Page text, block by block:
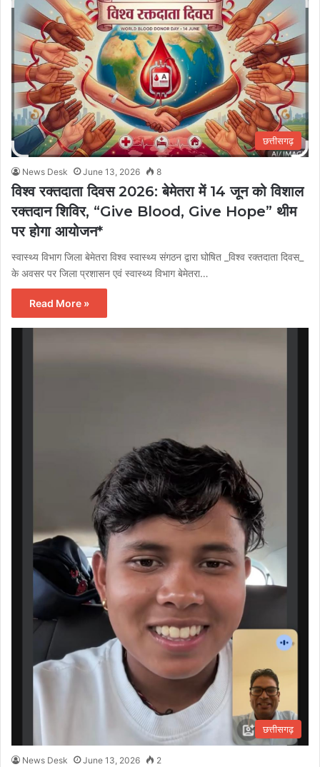
छत्तीसगढ़
News Desk June 13, 2026 8
विश्व रक्तदाता दिवस 2026: बेमेतरा में 14 जून को विशाल
रक्तदान शिविर, “Give Blood, Give Hope” थीम
पर होगा आयोजन*
स्वास्थ्य विभाग जिला बेमेतरा विश्व स्वास्थ्य संगठन द्वारा घोषित _विश्व रक्तदाता दिवस_
के अवसर पर जिला प्रशासन एवं स्वास्थ्य विभाग बेमेतरा…
Read More »
छत्तीसगढ़
News Desk June 13, 2026 2